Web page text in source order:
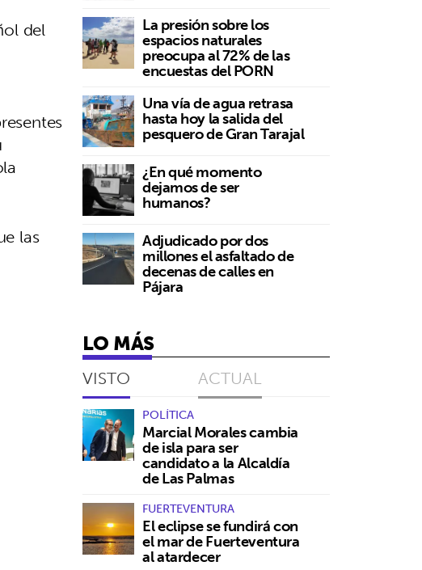
del
las
La presión sobre los
espacios naturales
preocupa al 72% de las
encuestas del PORN
Una vía de agua retrasa
hasta hoy la salida del
pesquero de Gran Tarajal
¿En qué momento
dejamos de ser
humanos?
Adjudicado por dos
millones el asfaltado de
decenas de calles en
Pájara
LO MÁS
VISTO ACTUAL
POLÍTICA
Marcial Morales cambia
de isla para ser
candidato a la Alcaldía
de Las Palmas
FUERTEVENTURA
El eclipse se fundirá con
el mar de Fuerteventura
al atardecer